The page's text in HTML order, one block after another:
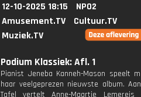
12-10-2025 18:15
NPO2
Amusement.TV
Cultuur.TV
Muziek.TV
Podium Klassiek: Afl. 1
Pianist Jeneba Kanneh-Mason speelt
haar veelgeprezen nieuwste album.
Tafel vertelt Anne-Maartje